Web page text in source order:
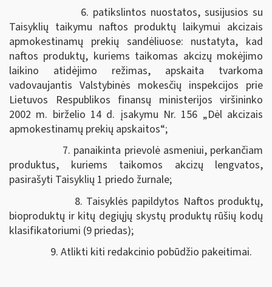
6. patikslintos nuostatos, susijusios su
Taisyklių taikymu naftos produktų laikymui akcizais
apmokestinamų prekių sandėliuose: nustatyta, kad
naftos produktų, kuriems taikomas akcizų mokėjimo
laikino atidėjimo režimas, apskaita tvarkoma
vadovaujantis Valstybinės mokesčių inspekcijos prie
Lietuvos Respublikos finansų ministerijos viršininko
2002 m. birželio 14 d. įsakymu Nr. 156 „Dėl akcizais
apmokestinamų prekių apskaitos“;
7. panaikinta prievolė asmeniui, perkančiam
produktus, kuriems taikomos akcizų lengvatos,
pasirašyti Taisyklių 1 priedo žurnale;
8. Taisyklės papildytos Naftos produktų,
bioproduktų ir kitų degiųjų skystų produktų rūšių kodų
klasifikatoriumi (9 priedas);
9. Atlikti kiti redakcinio pobūdžio pakeitimai.